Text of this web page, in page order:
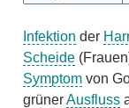
Infektion der
Scheide
Symptom von
grünerAusfluss